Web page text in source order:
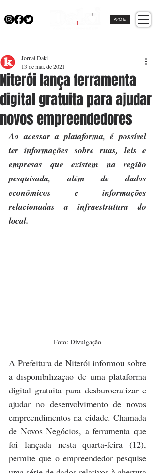
APOIE
Niterói lança ferramenta
digital gratuita para ajudar
novos empreendedores
Jornal Daki
13 de mai. de 2021
Ao acessar a plataforma, é possível
ter informações sobre ruas, leis e
empresas que existem na região
pesquisada, além de dados
econômicos e informações
relacionadas a infraestrutura do
local.
Foto: Divulgação
A Prefeitura de Niterói informou sobre
a disponibilização de uma plataforma
digital gratuita para desburocratizar e
ajudar no desenvolvimento de novos
empreendimentos na cidade. Chamada
de Novos Negócios, a ferramenta que
foi lançada nesta quarta-feira (12),
permite que o empreendedor pesquise